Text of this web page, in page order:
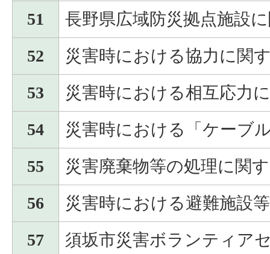
51
長野県広域防災拠点施設
52
災害時における協力に関
53
災害時における相互応力
54
災害時における「ケーブ
55
災害廃棄物等の処理に関
56
災害時における避難施設
57
須坂市災害ボランティア